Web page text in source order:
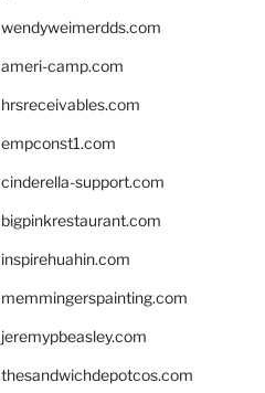
wendyweimerdds.com
ameri-camp.com
hrsreceivables.com
empconst1.com
cinderella-support.com
bigpinkrestaurant.com
inspirehuahin.com
memmingerspainting.com
jeremypbeasley.com
thesandwichdepotcos.com